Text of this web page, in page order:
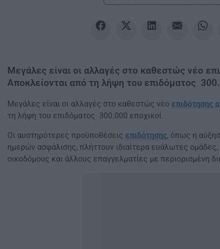
Μεγάλες είναι οι αλλαγές στο καθεστώς νέο
Αποκλείονται από τη λήψη του επιδόματος
Μεγάλες είναι οι αλλαγές στο καθεστώς νέο επιδότησης
τη λήψη του επιδόματος 300.000 εποχικοί.
Οι αυστηρότερες προϋποθέσεις επιδότησης, όπως η
ημερών ασφάλισης, πλήττουν ιδιαίτερα ευάλωτες
οικοδόμους και άλλους επαγγελματίες με περιορισμένη